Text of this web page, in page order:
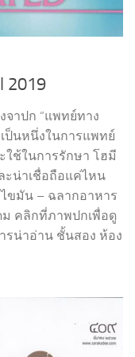
2019
งจาปก “แพทย์ทาง
ป็นหนึ่งในการแพทย์
ใช้ในการรักษา โฮมี
ะน่าเชื่อถือแค่ไหน
ขมัน – ฉลากอาหาร
ม คลิกที่ภาพปกเพื่อดู
น่าอ่าน ชั้นสอง ห้อง